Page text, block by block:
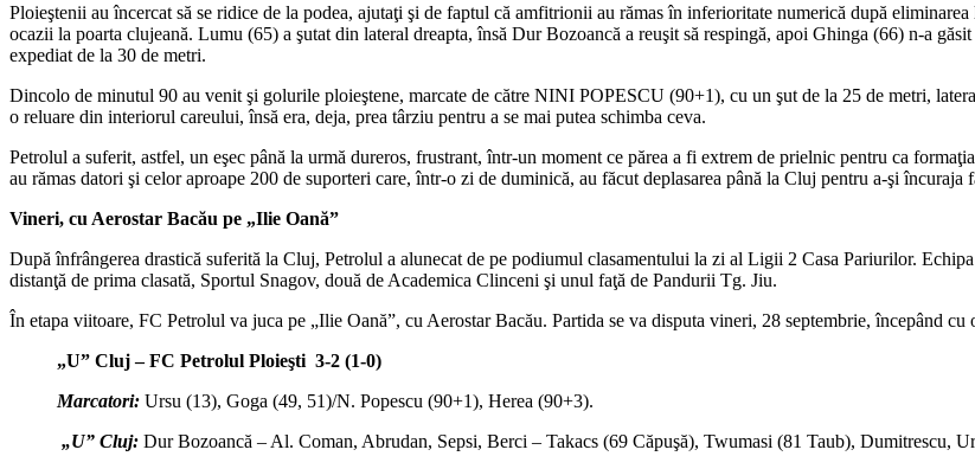
Ploieştenii au încercat să se ridice de la podea, ajutaţi şi de faptul că amfitrionii au rămas în inferioritate numerică după
ocazii la poarta clujeană. Lumu (65) a şutat din lateral dreapta, însă Dur Bozoancă a reuşit să respingă, apoi Ghinga (66) n-a
expediat de la 30 de metri.
Dincolo de minutul 90 au venit şi golurile ploieştene, marcate de către NINI POPESCU (90+1), cu un şut de la 25 de metri,
o reluare din interiorul careului, însă era, deja, prea târziu pentru a se mai putea schimba ceva.
Petrolul a suferit, astfel, un eşec până la urmă dureros, frustrant, într-un moment ce părea a fi extrem de prielnic pentru ca
au rămas datori şi celor aproape 200 de suporteri care, într-o zi de duminică, au făcut deplasarea până la Cluj pentru a-şi încuraja
Vineri, cu Aerostar Bacău pe „Ilie Oană”
După înfrângerea drastică suferită la Cluj, Petrolul a alunecat de pe podiumul clasamentului la zi al Ligii 2 Casa Pariurilor.
distanţă de prima clasată, Sportul Snagov, două de Academica Clinceni şi unul faţă de Pandurii Tg. Jiu.
În etapa viitoare, FC Petrolul va juca pe „Ilie Oană”, cu Aerostar Bacău. Partida se va disputa vineri, 28 septembrie, începând cu
„U” Cluj – FC Petrolul Ploieşti 3-2 (1-0)
Marcatori: Ursu (13), Goga (49, 51)/N. Popescu (90+1), Herea (90+3).
„U” Cluj: Dur Bozoancă – Al. Coman, Abrudan, Sepsi, Berci – Takacs (69 Căpuşă), Twumasi (81 Taub), Dumitrescu,